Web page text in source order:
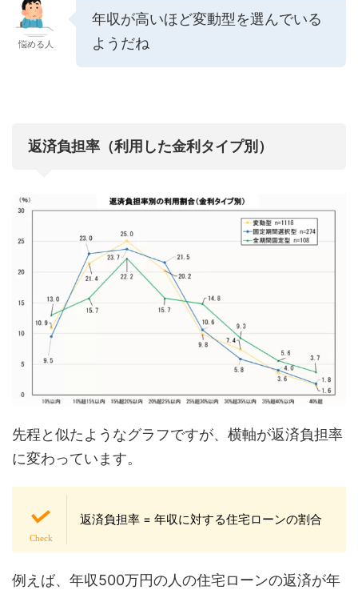
悩める人
年収が高いほど変動型を選んでいる
ようだね
返済負担率（利用した金利タイプ別）
先程と似たようなグラフですが、横軸が返済負担率
に変わっています。
返済負担率 = 年収に対する住宅ローンの割合
例えば、年収500万円の人の住宅ローンの返済が年